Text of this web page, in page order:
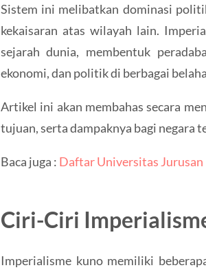
Sistem ini melibatkan dominasi
kekaisaran atas wilayah lain.
sejarah dunia, membentuk
ekonomi, dan politik di berbagai
Artikel ini akan membahas secara
tujuan, serta dampaknya bagi negara
Baca juga : Daftar Universitas
Ciri-Ciri
Imperialisme kuno memiliki